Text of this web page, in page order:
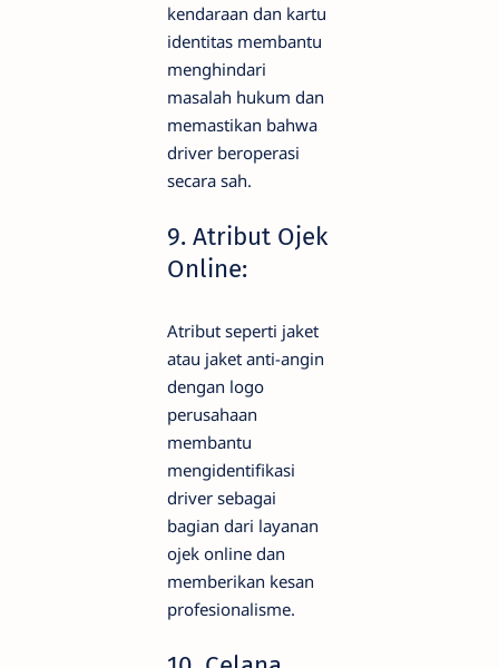
kendaraan dan kartu
identitas membantu
menghindari
masalah hukum dan
memastikan bahwa
driver beroperasi
secara sah.
9. Atribut Ojek
Online:
Atribut seperti jaket
atau jaket anti-angin
dengan logo
perusahaan
membantu
mengidentifikasi
driver sebagai
bagian dari layanan
ojek online dan
memberikan kesan
profesionalisme.